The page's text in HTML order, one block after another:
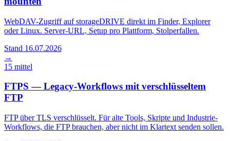
WebDAV-Zugriff auf storageDRIVE direkt im Finder, Explorer
oder Linux. Server-URL, Setup pro Plattform, Stolperfallen.
Stand 16.07.2026
→
15 mittel
FTPS — Legacy-Workflows mit verschlüsseltem
FTP
FTP über TLS verschlüsselt. Für alte Tools, Skripte und Industrie-
Workflows, die FTP brauchen, aber nicht im Klartext senden sollen.